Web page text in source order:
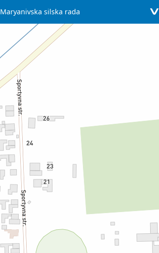
Maryanivska silska rada